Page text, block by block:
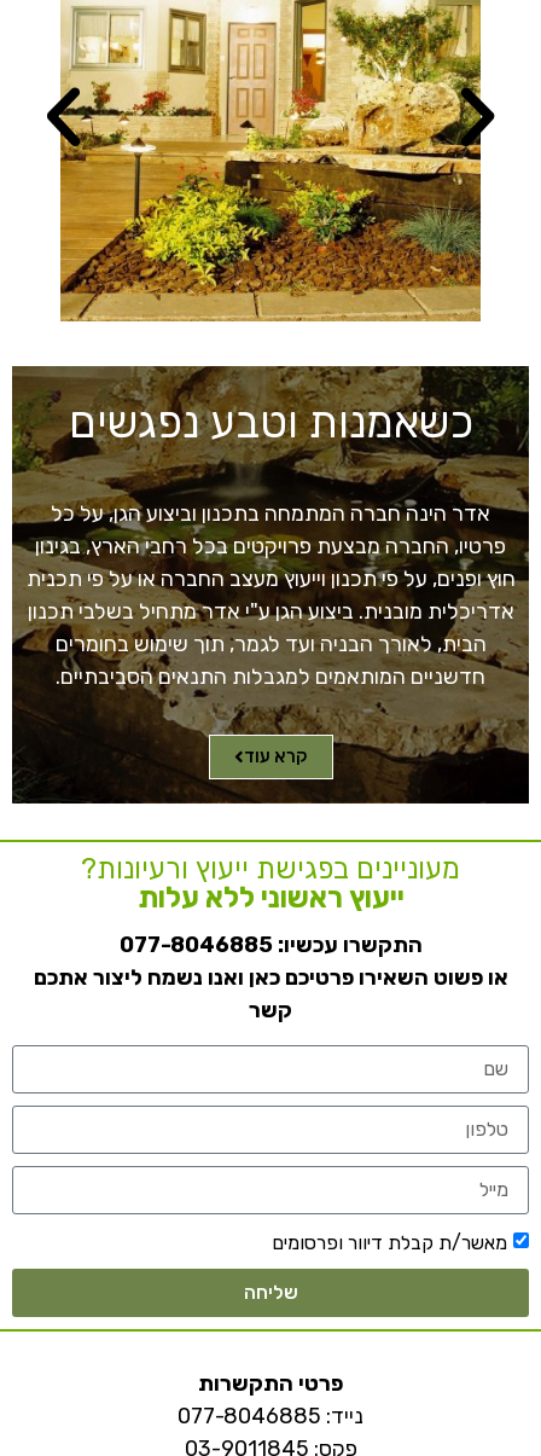
כשאמנות וטבע נפגשים
אדר הינה חברה המתמחה בתכנון וביצוע הגן, על כל
פרטיו, החברה מבצעת פרויקטים בכל רחבי הארץ, בגינון
חוץ ופנים, על פי תכנון וייעוץ מעצב החברה או על פי תכנית
אדריכלית מובנית. ביצוע הגן ע"י אדר מתחיל בשלבי תכנון
הבית, לאורך הבניה ועד לגמר, תוך שימוש בחומרים
חדשניים המותאמים למגבלות התנאים הסביבתיים.
קרא עוד
מעוניינים בפגישת ייעוץ ורעיונות?
ייעוץ ראשוני ללא עלות
התקשרו עכשיו:077-8046885
או פשוט השאירו פרטיכם כאן ואנו נשמח ליצור אתכם
קשר
מאשר/ת קבלת דיוור ופרסומים
שליחה
פרטי התקשרות
נייד: 077-8046885
פקס: 03-9011845